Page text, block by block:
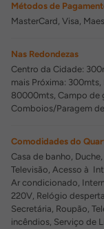
Métodos de
MasterCard, Visa,
Nas Redondezas
Centro da Cidade:
mais Próxima:
80000mts, Campo de
Comboios/Paragem
Comodidades do
Casa de banho,
Televisão, Acesso à
Ar condicionado,
220V, Relógio
Secretária, Roupão,
incêndios, Serviço de